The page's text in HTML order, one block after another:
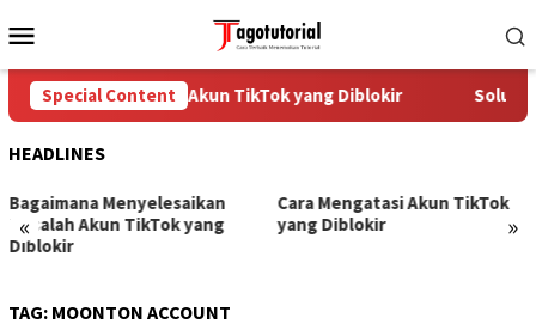
to
Menu
Special Content
Cara Mengatasi Akun TikTok yang Diblokir Solusi
HEADLINES
« »
Bagaimana Menyelesaikan
Masalah Akun TikTok yang
Diblokir
Cara Mengatasi Akun TikTok
yang Diblokir
TAG: MOONTON ACCOUNT